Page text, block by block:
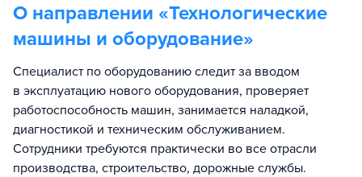
О направлении «Технологические
машины и оборудование»
Специалист по оборудованию следит за вводом
в эксплуатацию нового оборудования, проверяет
работоспособность машин, занимается наладкой,
диагностикой и техническим обслуживанием.
Сотрудники требуются практически во все отрасли
производства, строительство, дорожные службы.